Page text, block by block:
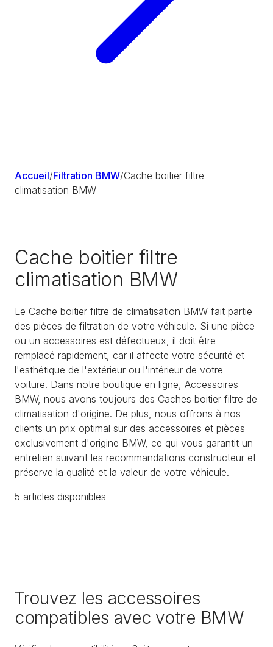
Accueil/Filtration BMW/Cache boitier filtre
climatisation BMW
Cache boitier filtre
climatisation BMW
Le Cache boitier filtre de climatisation BMW fait partie
des pièces de filtration de votre véhicule. Si une pièce
ou un accessoires est défectueux, il doit être
remplacé rapidement, car il affecte votre sécurité et
l'esthétique de l'extérieur ou l'intérieur de votre
voiture. Dans notre boutique en ligne, Accessoires
BMW, nous avons toujours des Caches boitier filtre de
climatisation d'origine. De plus, nous offrons à nos
clients un prix optimal sur des accessoires et pièces
exclusivement d'origine BMW, ce qui vous garantit un
entretien suivant les recommandations constructeur et
préserve la qualité et la valeur de votre véhicule.
5 articles disponibles
Trouvez les accessoires
compatibles avec votre BMW